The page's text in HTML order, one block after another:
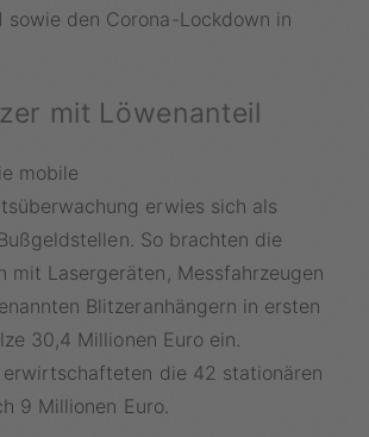
sowie den Corona-Lockdown in
mit Löwenanteil
mobile
erwies sich als
So brachten die
mit Lasergeräten, Messfahrzeugen
Blitzeranhängern in ersten
30,4 Millionen Euro ein.
erwirtschafteten die 42 stationären
9 Millionen Euro.